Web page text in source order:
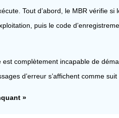
Tout d’abord, le MBR vérifie si
puis le code
complètement incapable de
d’erreur s’affichent comme suit
»